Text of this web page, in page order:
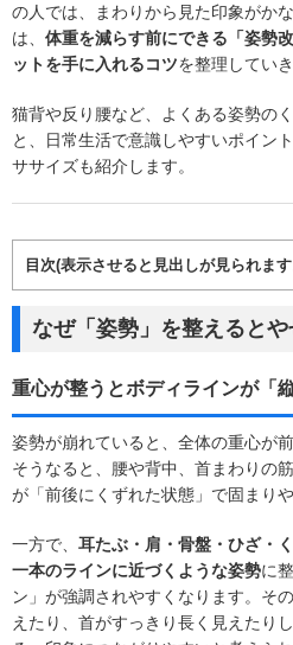
の人では、まわりから見た印象がか
は、 体重を減らす前にできる「姿勢
ットを手に入れるコツを整理していき
猫背や反り腰など、よくある姿勢の
と、日常生活で意識しやすいポイン
ササイズも紹介します。
目次(表示させると見出しが見られま
なぜ「姿勢」を整えると
重心が整うとボディラインが「
姿勢が崩れていると、全体の重心が
そうなると、腰や背中、首まわりの
が「前後にくずれた状態」で固まりや
一方で、 耳たぶ・肩・骨盤・ひざ・
一本のラインに近づくような姿勢に
ン」が強調されやすくなります。そ
えたり、首がすっきり長く見えたり